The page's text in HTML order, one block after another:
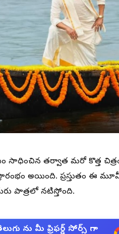
సాధించిన తర్వాత మరో కొత్త
అయింది. ప్రస్తుతం ఈ
పాత్రలో నటిస్తోంది.
ను మీ ఫ్రిఫర్డ్ సోర్స్ గా